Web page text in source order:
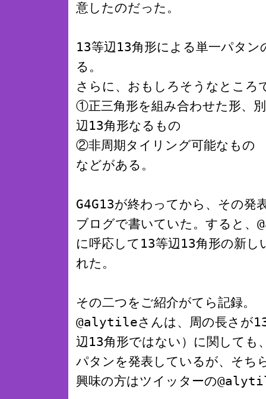
意したのだった。
13等辺13角形による単一パタン
る。
さらに、おもしろそうなところ
①正三角形を組み合わせた形、
辺13角形なるもの
②非周期タイリング可能なもの
などがある。
G4G13が終わってから、その発
ブログで書いていた。すると
に呼応して13等辺13角形の新し
れた。
その二つをご紹介がてら記録。
@alytileさんは、周の長さが
辺13角形ではない）に関しても
パタンを発表しているが、そち
興味の方はツイッターの